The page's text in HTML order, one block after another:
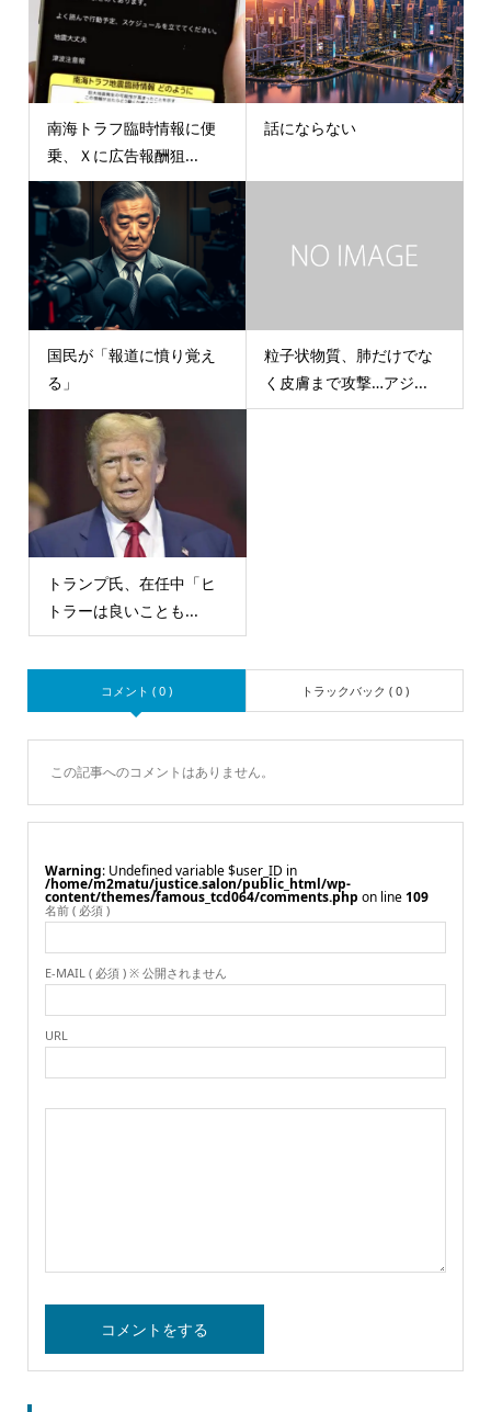
南海トラフ臨時情報に便
乗、Ｘに広告報酬狙...
話にならない
国民が「報道に憤り覚え
る」
粒子状物質、肺だけでな
く皮膚まで攻撃…アジ...
トランプ氏、在任中「ヒ
トラーは良いことも...
コメント ( 0 ) トラックバック ( 0 )
この記事へのコメントはありません。
Warning : Undefined variable $user_ID in
/home/m2matu/justice.salon/public_html/wp-
content/themes/famous_tcd064/comments.php on line109
名前 ( 必須 )
E-MAIL ( 必須 ) ※ 公開されません
URL